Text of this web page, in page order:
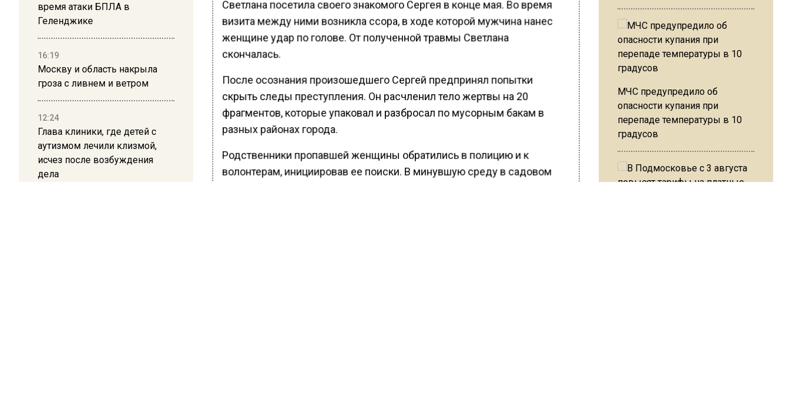
время атаки БПЛА в
Геленджике
16:19
Москву и область накрыла
гроза с ливнем и ветром
12:24
Глава клиники, где детей с
аутизмом лечили клизмой,
исчез после возбуждения
дела
Светлана посетила своего знакомого Сергея в конце мая. Во время
визита между ними возникла ссора, в ходе которой мужчина нанес
женщине удар по голове. От полученной травмы Светлана
скончалась.
После осознания произошедшего Сергей предпринял попытки
скрыть следы преступления. Он расчленил тело жертвы на 20
фрагментов, которые упаковал и разбросал по мусорным бакам в
разных районах города.
Родственники пропавшей женщины обратились в полицию и к
волонтерам, инициировав ее поиски. В минувшую среду в садовом
МЧС предупредило об
опасности купания при
перепаде температуры в 10
градусов